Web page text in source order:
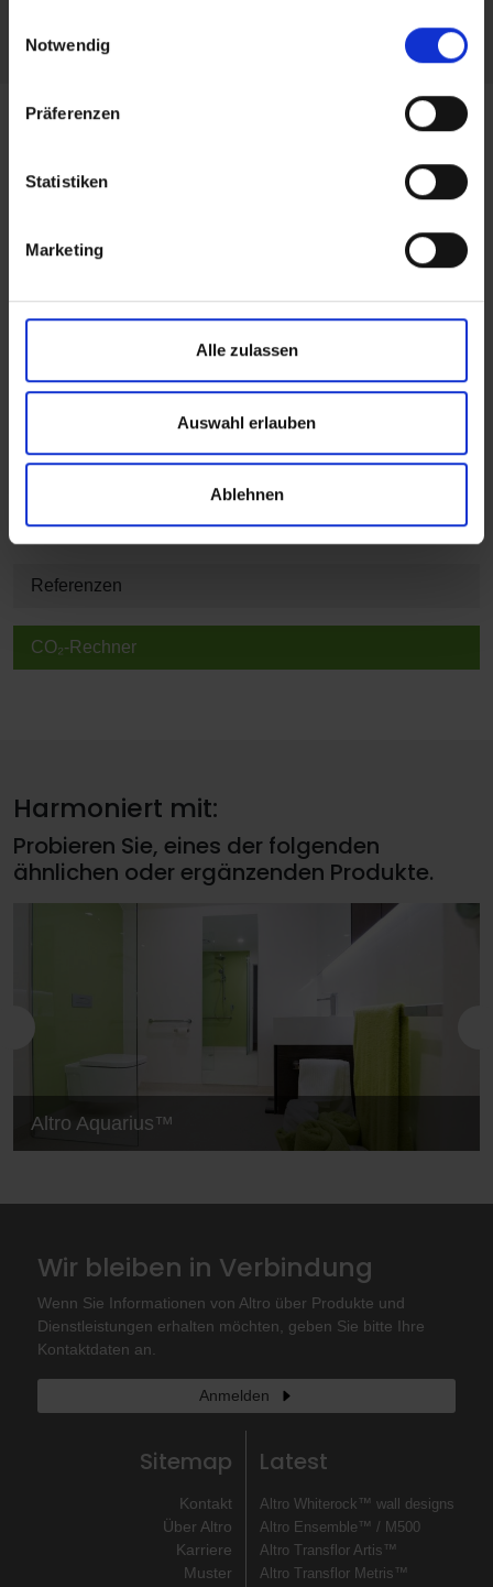
Notwendig
Präferenzen
Statistiken
Marketing
Alle zulassen
Auswahl erlauben
Ablehnen
Spezifikationen
BIM
Inspiriere mich
Referenzen
CO₂-Rechner
Harmoniert mit:
Probieren Sie, eines der folgenden
ähnlichen oder ergänzenden Produkte.
Altro Aquarius™
Wir bleiben in Verbindung
Wenn Sie Informationen von Altro über Produkte und
Dienstleistungen erhalten möchten, geben Sie bitte Ihre
Kontaktdaten an.
Anmelden
Sitemap
Kontakt
Über Altro
Karriere
Muster
Latest
Altro Whiterock™ wall designs
Altro Ensemble™ / M500
Altro Transflor Artis™
Altro Transflor Metris™